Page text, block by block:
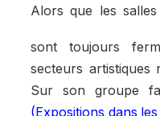
Alors que les salles
sont toujours
secteurs artistiques
Sur son groupe
(Expositions dans